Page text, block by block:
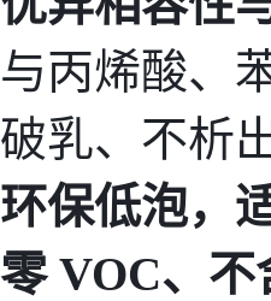
与丙烯酸、
破乳、不析
环保低泡，
零 VOC、不